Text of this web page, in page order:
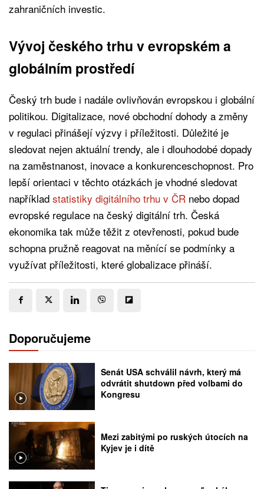
zahraničních investic.
Vývoj českého trhu v evropském a
globálním prostředí
Český trh bude i nadále ovlivňován evropskou i globální
politikou. Digitalizace, nové obchodní dohody a změny
v regulaci přinášejí výzvy i příležitosti. Důležité je
sledovat nejen aktuální trendy, ale i dlouhodobé dopady
na zaměstnanost, inovace a konkurenceschopnost. Pro
lepší orientaci v těchto otázkách je vhodné sledovat
například statistiky digitálního trhu v ČR nebo dopad
evropské regulace na český digitální trh. Česká
ekonomika tak může těžit z otevřenosti, pokud bude
schopna pružně reagovat na měnící se podmínky a
využívat příležitosti, které globalizace přináší.
Doporučujeme
Senát USA schválil návrh, který má
odvrátit shutdown před volbami do
Kongresu
Mezi zabitými po ruských útocích na
Kyjev je i dítě